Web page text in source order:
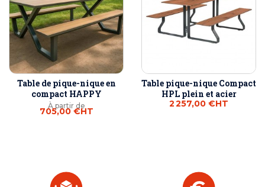
Table de pique-nique en
compact HAPPY
À partir de
705,00 €HT
Table pique-nique Compact
HPL plein et acier
2 257,00 €HT